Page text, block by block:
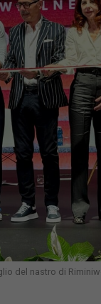
del nastro di